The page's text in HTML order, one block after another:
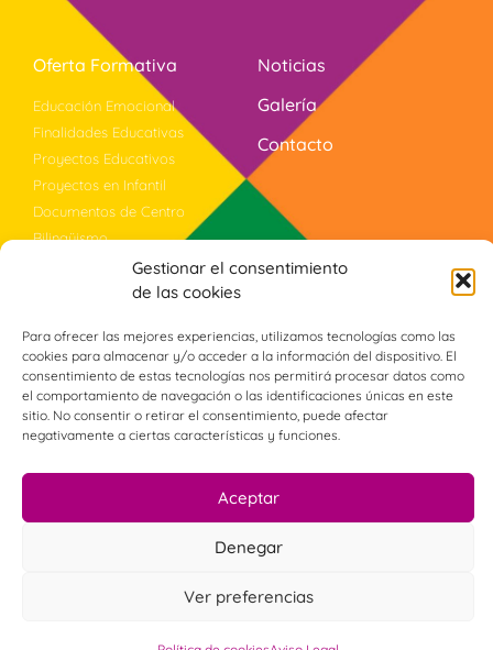
Gestionar el consentimiento
de las cookies
Para ofrecer las mejores experiencias, utilizamos tecnologías como las
cookies para almacenar y/o acceder a la información del dispositivo. El
consentimiento de estas tecnologías nos permitirá procesar datos como
el comportamiento de navegación o las identificaciones únicas en este
sitio. No consentir o retirar el consentimiento, puede afectar
negativamente a ciertas características y funciones.
Aceptar
Denegar
Ver preferencias
Oferta Formativa
Educación Emocional
Finalidades Educativas
Proyectos Educativos
Proyectos en Infantil
Documentos de Centro
Bilingüismo
Violencia Género
Noticias
Galería
Contacto
Síguenos
© CEIP Jardines del Valle. Todos los derechos reservados